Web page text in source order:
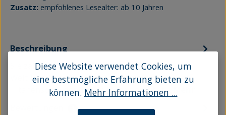
Zusatz: empfohlenes Lesealter: ab 10 Jahren
Beschreibung
Sie zählen zu den großen Geschichten der
Weltliteratur: die Sage von Prometheus – dem
Titanensohn, der die Menschen erschuf…
Diese Website verwendet Cookies, um
eine bestmögliche Erfahrung bieten zu
können. Mehr Informationen ...